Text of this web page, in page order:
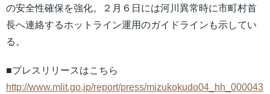
の安全性確保を強化。２月６日には河川異常時に市町村首
長へ連絡するホットライン運用のガイドラインも示してい
る。
■プレスリリースはこちら
http://www.mlit.go.jp/report/press/mizukokudo04_hh_000043